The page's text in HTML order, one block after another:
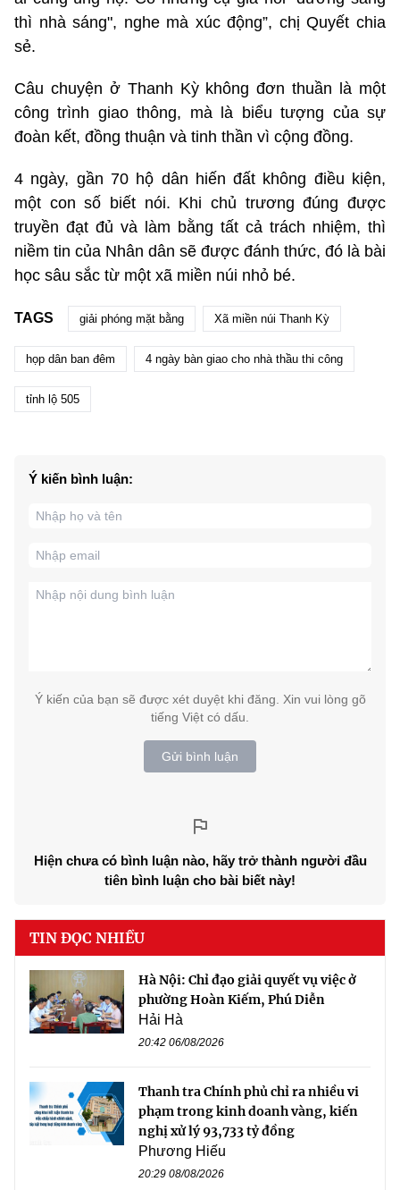
thì nhà sáng", nghe mà xúc động”, chị Quyết chia
sẻ.
Câu chuyện ở Thanh Kỳ không đơn thuần là một
công trình giao thông, mà là biểu tượng của sự
đoàn kết, đồng thuận và tinh thần vì cộng đồng.
4 ngày, gần 70 hộ dân hiến đất không điều kiện,
một con số biết nói. Khi chủ trương đúng được
truyền đạt đủ và làm bằng tất cả trách nhiệm, thì
niềm tin của Nhân dân sẽ được đánh thức, đó là bài
học sâu sắc từ một xã miền núi nhỏ bé.
TAGS giải phóng mặt bằng Xã miền núi Thanh Kỳ
họp dân ban đêm 4 ngày bàn giao cho nhà thầu thi công
tỉnh lộ 505
Ý kiến bình luận:
Ý kiến của bạn sẽ được xét duyệt khi đăng. Xin vui lòng gõ
tiếng Việt có dấu.
Gửi bình luận
Hiện chưa có bình luận nào, hãy trở thành người đầu
tiên bình luận cho bài biết này!
TIN ĐỌC NHIỀU
Hà Nội: Chỉ đạo giải quyết vụ việc ở
phường Hoàn Kiếm, Phú Diễn
Hải Hà
20:42 06/08/2026
Thanh tra Chính phủ chỉ ra nhiều vi
phạm trong kinh doanh vàng, kiến
nghị xử lý 93,733 tỷ đồng
Phương Hiếu
20:29 08/08/2026